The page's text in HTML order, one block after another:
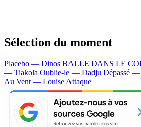
Sélection du moment
Placebo — Dinos BALLE DANS LE
— Tiakola Oublie-le — Dadju Dépassé
Au Vent — Louise Attaque